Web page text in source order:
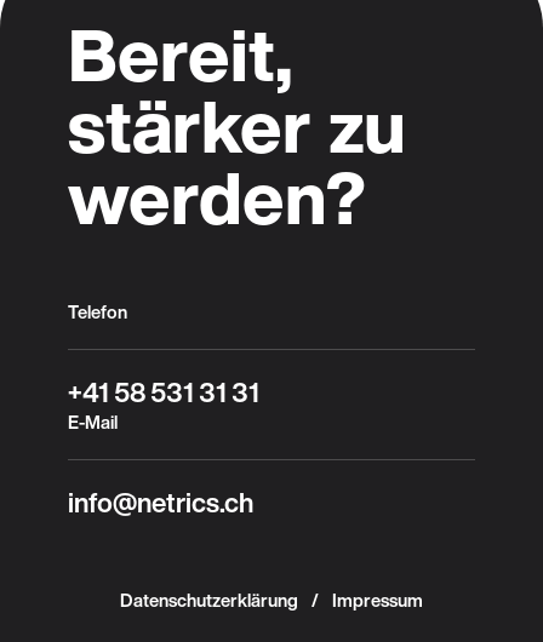
Bereit,
stärker zu
werden?
Telefon
+41 58 531 31 31
E-Mail
info@netrics.ch
Datenschutzerklärung
Impressum